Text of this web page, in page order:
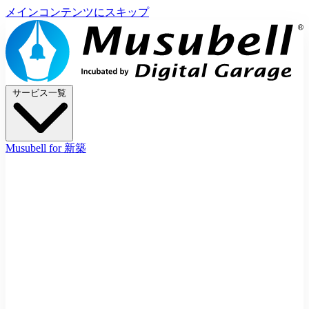
メインコンテンツにスキップ
Musubell for 新築